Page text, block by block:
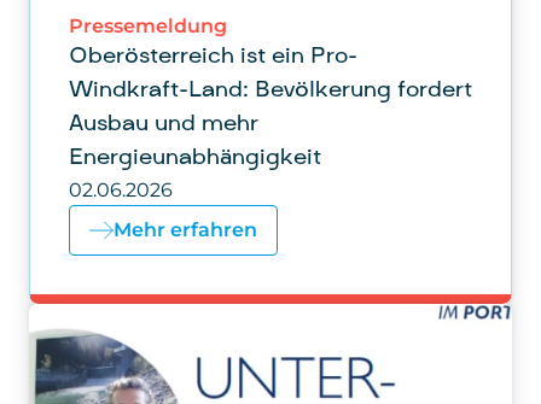
Pressemeldung
Oberösterreich ist ein Pro-
Windkraft-Land: Bevölkerung fordert
Ausbau und mehr
Energieunabhängigkeit
02.06.2026
Mehr erfahren